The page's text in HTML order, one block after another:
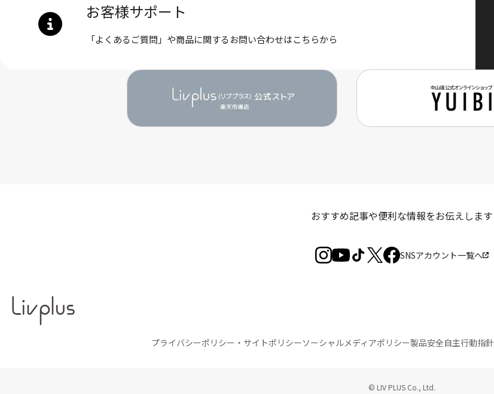
お客様サポート
「よくあるご質問」や商品に関するお問い合わせはこちらから
おすすめ記事や便利な情報をお伝えします
SNSアカウント一覧へ
プライバシーポリシー・サイトポリシー ソーシャルメディアポリシー製品安全自主行動指針
© LIV PLUS Co., Ltd.